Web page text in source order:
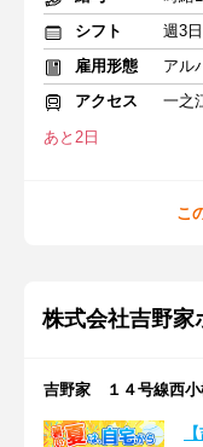
シフト
週3
雇用形態
アル
アクセス
一之
あと2日
こ
株式会社吉野家
吉野家 １４号線西小